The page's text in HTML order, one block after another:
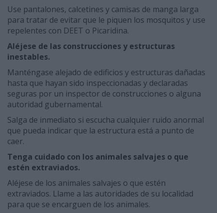
Use pantalones, calcetines y camisas de manga larga
para tratar de evitar que le piquen los mosquitos y use
repelentes con DEET o Picaridina.
Aléjese de las construcciones y estructuras
inestables.
Manténgase alejado de edificios y estructuras dañadas
hasta que hayan sido inspeccionadas y declaradas
seguras por un inspector de construcciones o alguna
autoridad gubernamental.
Salga de inmediato si escucha cualquier ruido anormal
que pueda indicar que la estructura está a punto de
caer.
Tenga cuidado con los animales salvajes o que
estén extraviados.
Aléjese de los animales salvajes o que estén
extraviados. Llame a las autoridades de su localidad
para que se encarguen de los animales.